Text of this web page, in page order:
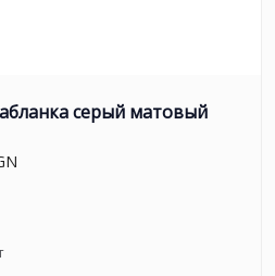
серый матовый